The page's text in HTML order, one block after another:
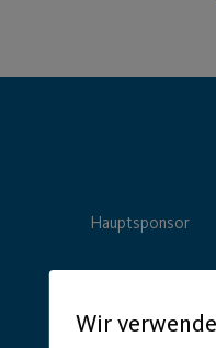
Hauptsponsor
Wir